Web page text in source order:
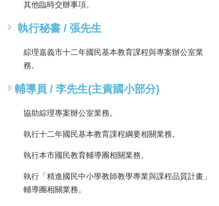
其他臨時交辦事項。
執行秘書 / 張先生
綜理嘉義市十二年國民基本教育課程與專案辦公室業
務。
輔導員 / 李先生(主責國小部分)
協助綜理專案辦公室業務。
執行十二年國民基本教育課程綱要相關業務。
執行本市國民教育輔導團相關業務。
執行「精進國民中小學教師教學專業與課程品質計畫」
輔導團相關業務。